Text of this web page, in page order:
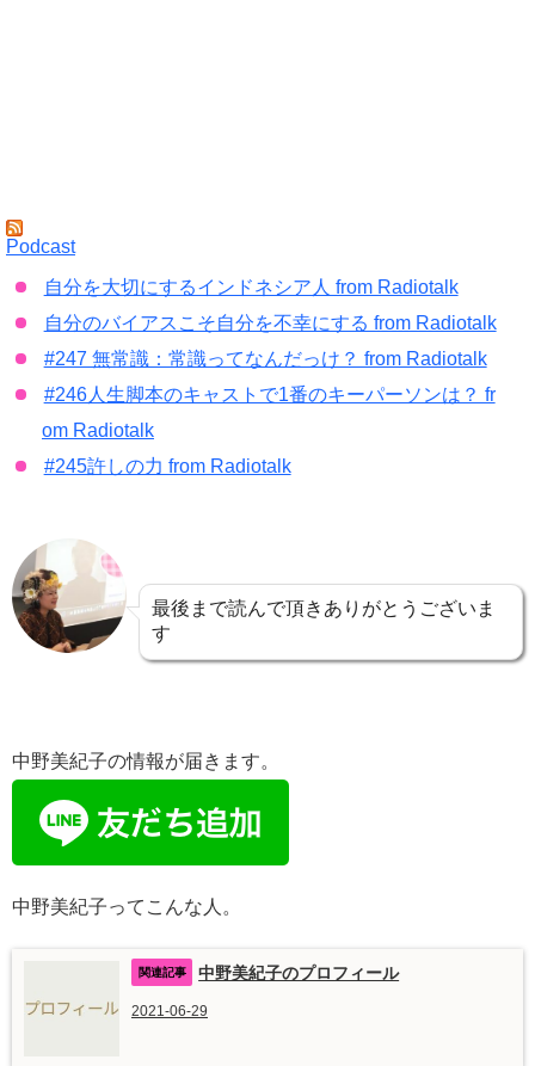
Podcast
自分を大切にするインドネシア人 from Radiotalk
自分のバイアスこそ自分を不幸にする from Radiotalk
#247 無常識：常識ってなんだっけ？ from Radiotalk
#246人生脚本のキャストで1番のキーパーソンは？ fr
om Radiotalk
#245許しの力 from Radiotalk
最後まで読んで頂きありがとうございま
す
中野美紀子の情報が届きます。
中野美紀子ってこんな人。
中野美紀子のプロフィール
2021-06-29